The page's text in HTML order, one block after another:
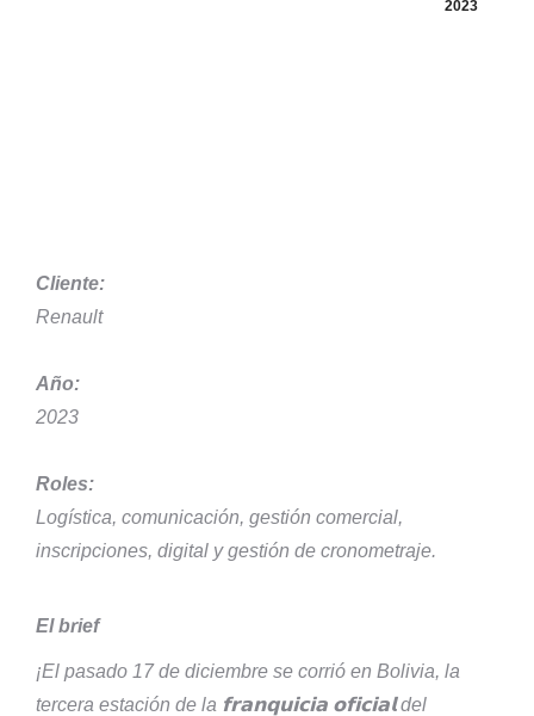
2023
Cliente:
Renault
Año:
2023
Roles:
Logística, comunicación, gestión comercial,
inscripciones, digital y gestión de cronometraje.
El brief
¡El pasado 17 de diciembre se corrió en Bolivia, la
tercera estación de la 𝗳𝗿𝗮𝗻𝗾𝘂𝗶𝗰𝗶𝗮 𝗼𝗳𝗶𝗰𝗶𝗮𝗹 del